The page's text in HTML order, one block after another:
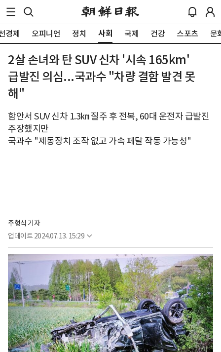
경제 오피니언 정치 사회 국제 건강 스포츠 문
2살 손녀와 탄 SUV 신차 '시속 165km'
급발진 의심...국과수 "차량 결함 발견 못
해"
함안서 SUV 신차 1.3㎞ 질주 후 전복, 60대 운전자 급발진
주장했지만
국과수 "제동장치 조작 없고 가속 페달 작동 가능성"
주형식 기자
업데이트 2024.07.13. 15:29